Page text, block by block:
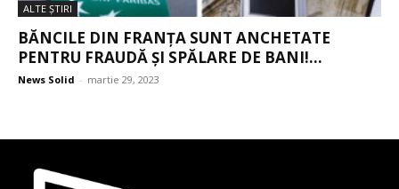
ALTE ŞTIRI
BĂNCILE DIN FRANȚA SUNT ANCHETATE
PENTRU FRAUDĂ ȘI SPĂLARE DE BANI!...
News Solid - martie 29, 2023